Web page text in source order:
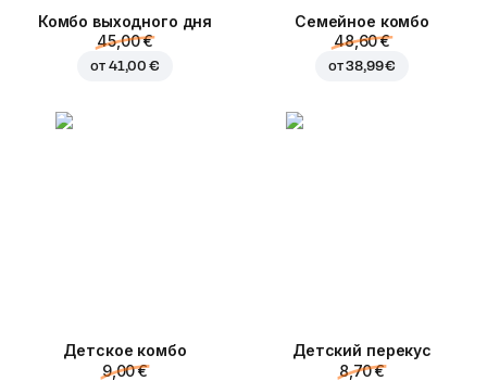
Комбо выходного дня
45,00 €
от 41,00 €
Семейное комбо
48,60 €
от38,99 €
Детское комбо
9,00 €
Детский перекус
8,70 €